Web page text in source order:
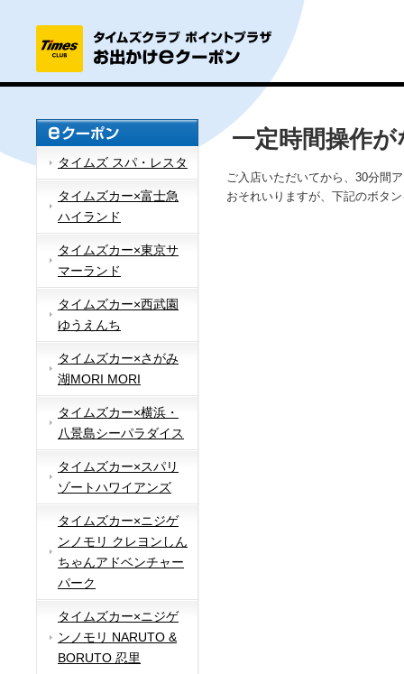
タイムズ スパ・レスタ
タイムズカー×富士急
ハイランド
タイムズカー×東京サ
マーランド
タイムズカー×西武園
ゆうえんち
タイムズカー×さがみ
湖MORI MORI
タイムズカー×横浜・
八景島シーパラダイス
タイムズカー×スパリ
ゾートハワイアンズ
タイムズカー×ニジゲ
ンノモリ クレヨンしん
ちゃんアドベンチャー
パーク
タイムズカー×ニジゲ
ンノモリ NARUTO &
BORUTO 忍里
一定時間操作
ご入店いただいてから、30分間
おそれいりますが、下記のボタ